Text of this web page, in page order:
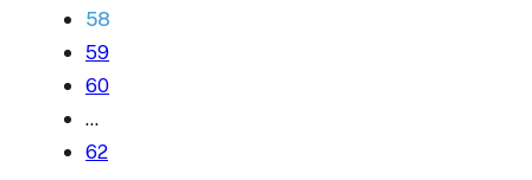
58
59
60
…
62